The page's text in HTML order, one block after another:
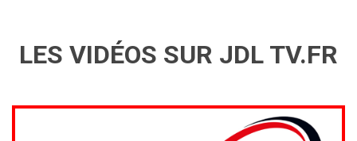
LES VIDÉOS SUR JDL TV.FR